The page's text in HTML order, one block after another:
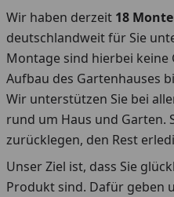
Wir haben derzeit 18
deutschlandweit für Sie
Montage sind hierbei keine
Aufbau des Gartenhauses
Wir unterstützen Sie bei
rund um Haus und Garten.
zurücklegen, den Rest
Unser Ziel ist, dass Sie
Produkt sind. Dafür geben